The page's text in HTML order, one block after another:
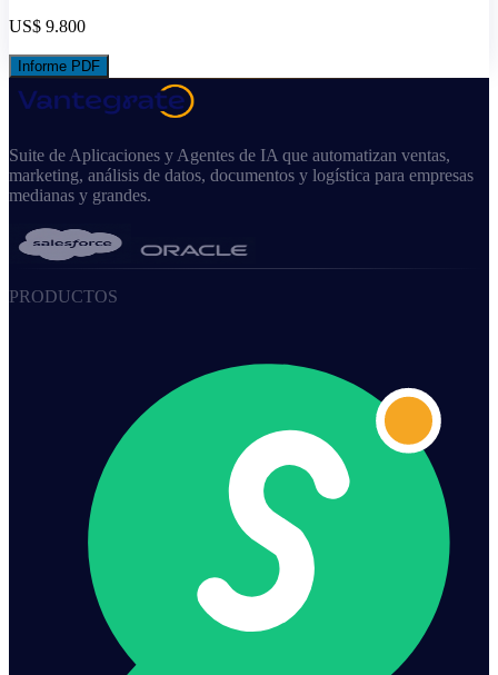
US$ 9.800
Informe PDF
Suite de Aplicaciones y Agentes de IA que automatizan ventas,
marketing, análisis de datos, documentos y logística para empresas
medianas y grandes.
PRODUCTOS